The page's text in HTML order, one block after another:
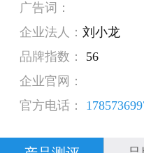
防火产品安全质量监
测，达到了优等标准
境等级认证。 展望未
持真我本色，立足浙
射全国，在装饰材料
广告词：
企业法人： 刘小龙
品牌指数： 56
企业官网：
官方电话：